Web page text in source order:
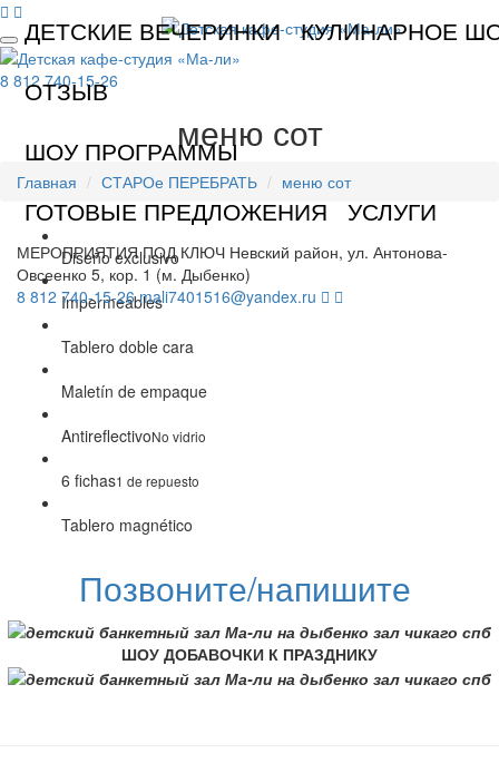
8 812 740-15-26
ДЕТСКИЕ ВЕЧЕРИНКИ КУЛИНАРНОЕ
ОТЗЫВ
ШОУ ПРОГРАММЫ
ГОТОВЫЕ ПРЕДЛОЖЕНИЯ
УСЛУГИ
МЕРОПРИЯТИЯ ПОД КЛЮЧ Невский район, ул. Антонова-
Овсеенко 5, кор. 1 (м. Дыбенко)
8 812 740-15-26 mali7401516@yandex.ru
меню сот
Главная СТАРОе ПЕРЕБРАТЬ меню сот
Diseño exclusivo
Impermeables
Tablero doble cara
Maletín de empaque
AntireflectivoNo vidrio
6 fichas1 de repuesto
Tablero magnético
Позвоните/напишите
ШОУ ДОБАВОЧКИ К ПРАЗДНИКУ